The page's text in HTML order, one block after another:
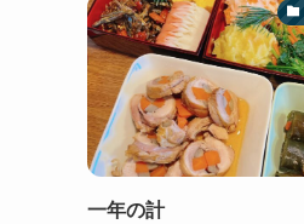
一年の計